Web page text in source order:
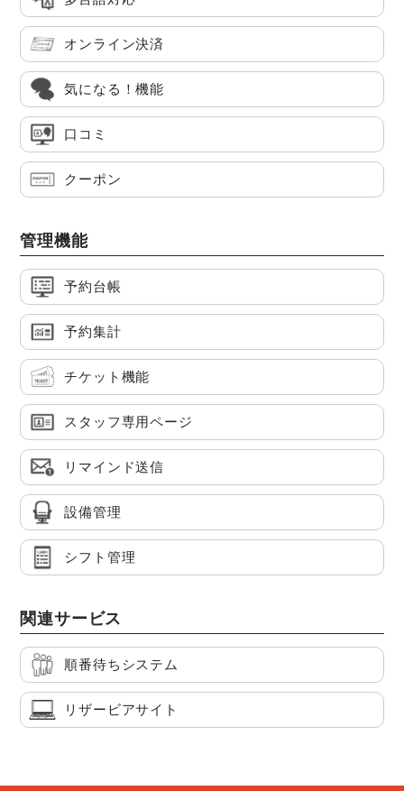
オンライン決済
気になる！機能
口コミ
クーポン
管理機能
予約台帳
予約集計
チケット機能
スタッフ専用ページ
リマインド送信
設備管理
シフト管理
関連サービス
順番待ちシステム
リザービアサイト